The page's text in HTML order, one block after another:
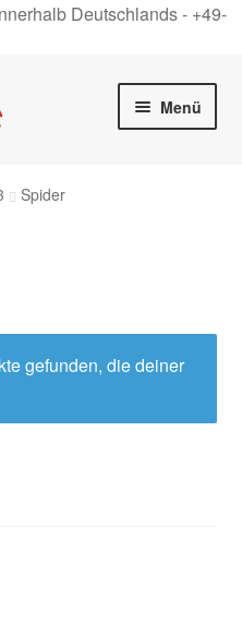
Deutschlands - +49-
Menü
Spider
gefunden, die deiner